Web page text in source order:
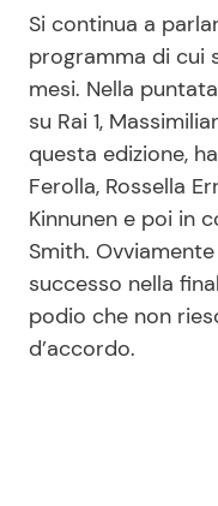
Mondo Mamma
News benessere
Salute
Viaggi e Turismo
Festività
Si continua a
programma di cui
mesi. Nella
su Rai 1,
questa edizione,
Ferolla, Rossella
Kinnunen e poi in
Smith.
successo nella
podio che non
d’accordo.